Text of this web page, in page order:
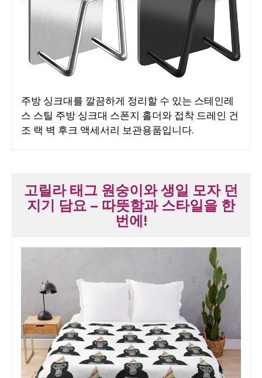
주방 싱크대를 깔끔하게 정리할 수 있는 스테인레
스 스틸 주방 싱크대 스폰지 홀더와 접착 드레인 건
조 랙 벽 후크 액세서리 보관용품입니다.
고릴라 태그 원숭이와 생일 모자 던
지기 담요 – 따뜻함과 스타일을 한
번에!